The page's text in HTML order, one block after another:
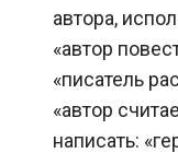
автора,
«автор
«писатель
«автор
написать: